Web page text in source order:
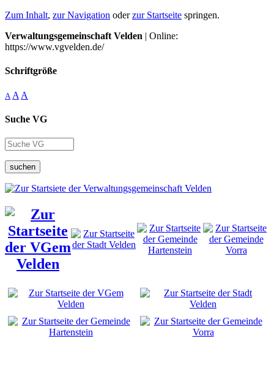
Zum Inhalt, zur Navigation oderzur Startseite springen.
Verwaltungsgemeinschaft Velden | Online:
https://www.vgvelden.de/
Schriftgröße
A A A
Suche VG
suchen